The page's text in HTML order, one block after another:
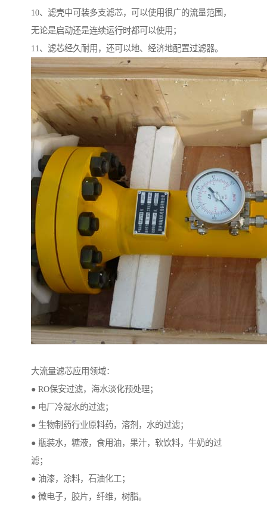
10、滤壳中可装多支滤芯，可以使用很广的流量范围，
无论是启动还是连续运行时都可以使用；
11、滤芯经久耐用，还可以地、经济地配置过滤器。
大流量滤芯应用领域：
● RO保安过滤，海水淡化预处理；
● 电厂冷凝水的过滤；
● 生物制药行业原料药，溶剂，水的过滤；
● 瓶装水，糖液，食用油，果汁，软饮料，牛奶的过
滤；
● 油漆，涂料，石油化工；
● 微电子，胶片，纤维，树脂。